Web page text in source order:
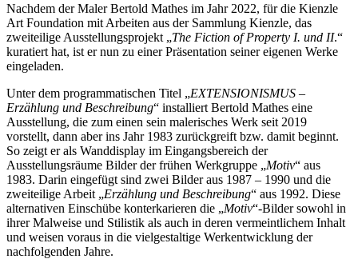
Nachdem der Maler Bertold Mathes im Jahr 2022, für die Kienzle
Art Foundation mit Arbeiten aus der Sammlung Kienzle, das
zweiteilige Ausstellungsprojekt „The Fiction of Property I. und II.“
kuratiert hat, ist er nun zu einer Präsentation seiner eigenen Werke
eingeladen.
Unter dem programmatischen Titel „EXTENSIONISMUS –
Erzählung und Beschreibung“ installiert Bertold Mathes eine
Ausstellung, die zum einen sein malerisches Werk seit 2019
vorstellt, dann aber ins Jahr 1983 zurückgreift bzw. damit beginnt.
So zeigt er als Wanddisplay im Eingangsbereich der
Ausstellungsräume Bilder der frühen Werkgruppe „Motiv“ aus
1983. Darin eingefügt sind zwei Bilder aus 1987­ – 1990 und die
zweiteilige Arbeit „Erzählung und Beschreibung“ aus 1992. Diese
alternativen Einschübe konterkarieren die „Motiv“-Bilder sowohl in
ihrer Malweise und Stilistik als auch in deren vermeintlichem Inhalt
und weisen voraus in die vielgestaltige Werkentwicklung der
nachfolgenden Jahre.